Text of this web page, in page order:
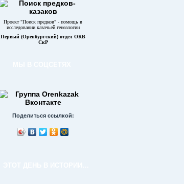
Проект "Поиск предков" - помощь в
исследовании казачьей генеалогии
Первый (Оренбургский) отдел ОКВ
СкР
Поделиться ссылкой: